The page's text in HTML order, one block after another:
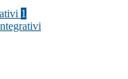
1